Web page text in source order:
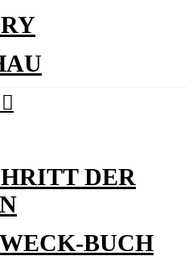

DER
BUCH